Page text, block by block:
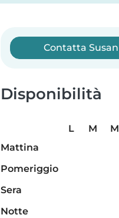
Contatta Susan
Disponibilità
L M M
Mattina
Pomeriggio
Sera
Notte